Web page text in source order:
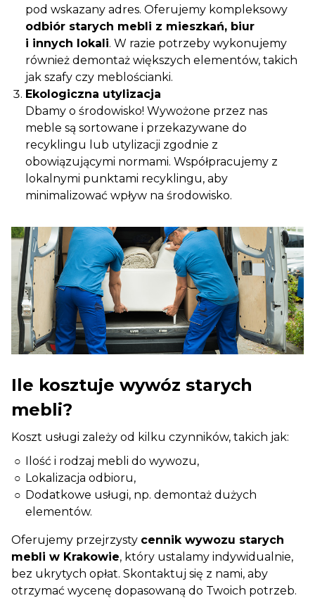
pod wskazany adres. Oferujemy kompleksowy
odbiór starych mebli z mieszkań, biur
i innych lokali. W razie potrzeby wykonujemy
również demontaż większych elementów, takich
jak szafy czy meblościanki.
Ekologiczna utylizacja
Dbamy o środowisko! Wywożone przez nas
meble są sortowane i przekazywane do
recyklingu lub utylizacji zgodnie z
obowiązującymi normami. Współpracujemy z
lokalnymi punktami recyklingu, aby
minimalizować wpływ na środowisko.
Ile kosztuje wywóz starych
mebli?
Koszt usługi zależy od kilku czynników, takich jak:
Ilość i rodzaj mebli do wywozu,
Lokalizacja odbioru,
Dodatkowe usługi, np. demontaż dużych
elementów.
Oferujemy przejrzysty cennik wywozu starych
mebli w Krakowie, który ustalamy indywidualnie,
bez ukrytych opłat. Skontaktuj się z nami, aby
otrzymać wycenę dopasowaną do Twoich potrzeb.